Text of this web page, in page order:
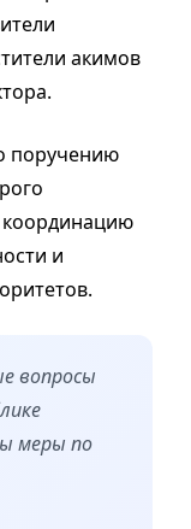
акимов
поручению
и
вопросы
меры по